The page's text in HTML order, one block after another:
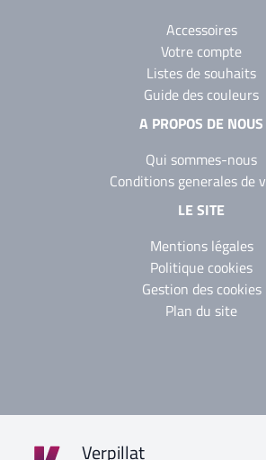
Accessoires
Votre compte
Listes de souhaits
Guide des couleurs
A PROPOS DE NOUS
Qui sommes-nous
Conditions generales de
LE SITE
Mentions légales
Politique cookies
Gestion des cookies
Plan du site
Verpillat